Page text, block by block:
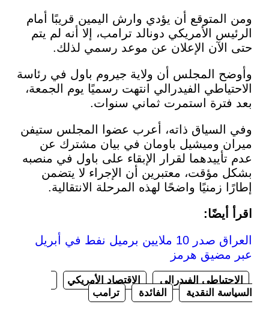
أن يؤدي وارش اليمين قريبًا أمام
الأمريكي دونالد ترامب، إلا أنه لم يتم
الإعلان عن موعد رسمي لذلك.
المجلس أن ولاية جيروم باول في رئاسة
الفيدرالي انتهت رسميًا يوم الجمعة،
استمرت ثماني سنوات.
ذاته، أعرب عضوا المجلس ستيفن
وميشيل باومان في بيان مشترك عن
لقرار الإبقاء على باول في منصبه
معتبرين أن الإجراء لا يتضمن
زمنيًا واضحًا لهذه المرحلة الانتقالية.
العراق صدر 10 ملايين برميل نفط في أبريل
هرمز
الفيدرالي
الاقتصاد الأمريكي
النقدية
الفائدة ترامب